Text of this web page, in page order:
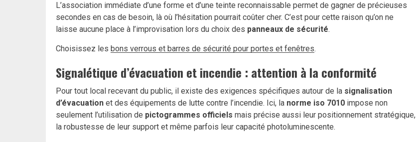
L’association immédiate d’une forme et d’une teinte reconnaissable permet de gagner de précieuses
secondes en cas de besoin, là où l’hésitation pourrait coûter cher. C’est pour cette raison qu’on ne
laisse aucune place à l’improvisation lors du choix des panneaux de sécurité.
Choisissez les bons verrous et barres de sécurité pour portes et fenêtres.
Signalétique d’évacuation et incendie : attention à la conformité
Pour tout local recevant du public, il existe des exigences spécifiques autour de la signalisation
d’évacuation et des équipements de lutte contre l’incendie. Ici, la norme iso 7010 impose non
seulement l’utilisation de pictogrammes officiels mais précise aussi leur positionnement stratégique,
la robustesse de leur support et même parfois leur capacité photoluminescente.